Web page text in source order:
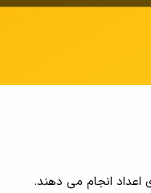
اعداد انجام می دهند.